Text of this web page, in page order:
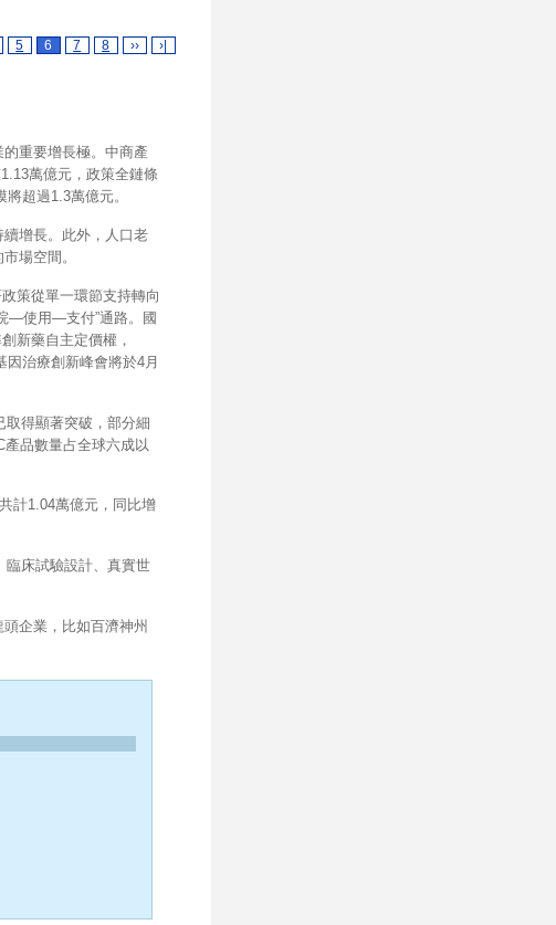
5 6 7 8 ›› ›|
重要增長極。中商產
萬億元，政策全鏈條
超過1.3萬億元。
增長。此外，人口老
場空間。
策從單一環節支持轉向
—使用—支付”通路。國
新藥自主定價權，
治療創新峰會將於4月
取得顯著突破，部分細
品數量占全球六成以
計1.04萬億元，同比增
臨床試驗設計、真實世
企業，比如百濟神州